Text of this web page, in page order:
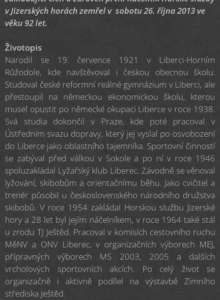
v Jizerských horáchzemřel v sobotu 26. října 2013 ve
věku 92 let.
Životopis
Narodil se 19. července 1921 v Liberci-Horním
Růžodole, kde navštěvoval i českou obecnou školu.
Studoval české reformní reálné gymnázium v Liberci, ale
přestoupil na německou ekonomickou školu, kterou
musel opustit po německé okupaci Liberce v roce 1938.
Svá studia dokončil v Praze, kde poté pracoval v
Ústředním svazu dopravy, který jej vyslal po osvobození
do Liberce jako oblastního tajemníka. Sportovní činností
se zabýval před válkou v Sokole a po ní v roce 1946
spoluzakládal Lyžařský klub Liberec. Závodně se věnoval
lyžování, skibobům a orientačnímu běhu. Jako cvičitel a
trenér působil u československého národního družstva
skibobů. V roce 1954 zakládal Horskou službu Jizerské
hory a 28 let byl jejím náčelníkem, v roce 1964 také stál
u zrodu TJ Ještěd. Pracoval v komisích cestovního ruchu
MěNV a ONV Liberec, v organizačních výborech MEJ,
přípravných výborech MS 2003, 2005 a dalších
vrcholových sportovních akcích. Po celý život se
organizačně i aktivně podílel na výstavbě Zimního
střediska Ještěd.